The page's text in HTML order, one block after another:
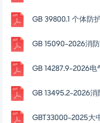
GB 39800.1 个体防
GB 15090-2026消
GB 13495.2-2026
GBT33000-2025大